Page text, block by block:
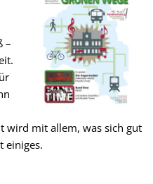
–
wird mit allem, was sich gut
einiges.